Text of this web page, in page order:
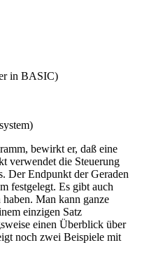
in BASIC)
bewirkt er, daß eine
verwendet die Steuerung
Der Endpunkt der Geraden
festgelegt. Es gibt auch
Man kann ganze
einzigen Satz
einen Überblick über
noch zwei Beispiele mit